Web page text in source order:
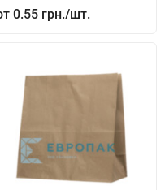
0.55 грн.